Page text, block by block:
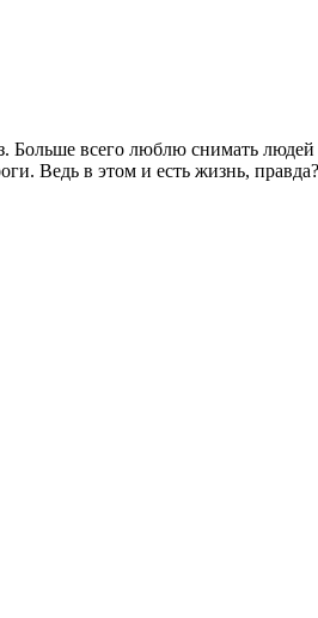
всего люблю снимать людей
Ведь в этом и есть жизнь, правда?